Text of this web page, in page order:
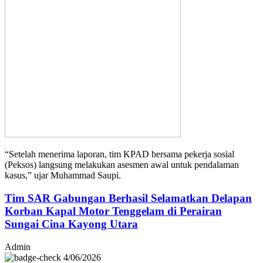
“Setelah menerima laporan, tim KPAD bersama pekerja sosial
(Peksos) langsung melakukan asesmen awal untuk pendalaman
kasus,” ujar Muhammad Saupi.
Tim SAR Gabungan Berhasil Selamatkan Delapan
Korban Kapal Motor Tenggelam di Perairan
Sungai Cina Kayong Utara
Admin
4/06/2026